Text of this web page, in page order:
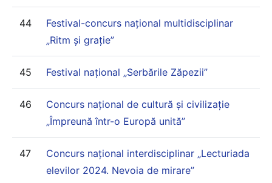
44
Festival-concurs național multidisciplinar
„Ritm și grație”
45 Festival național „Serbările Zăpezii”
46
Concurs național de cultură și civilizație
„Împreună într-o Europă unită”
47
Concurs național interdisciplinar „Lecturiada
elevilor 2024. Nevoia de mirare”